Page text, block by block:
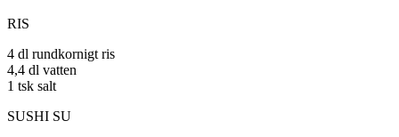
RIS
4 dl rundkornigt ris
4,4 dl vatten
1 tsk salt
SUSHI SU